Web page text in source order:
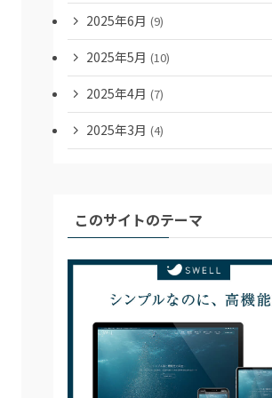
2025年6月 (9)
2025年5月 (10)
2025年4月 (7)
2025年3月 (4)
このサイトのテーマ